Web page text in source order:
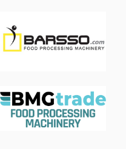
og produkt. Dsdjyufl